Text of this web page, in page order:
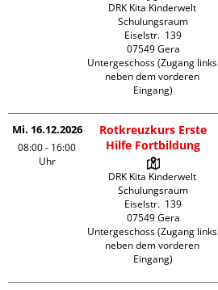
DRK Kita Kinderwelt
Schulungsraum
Eiselstr.  139
07549 Gera
Untergeschoss (Zugang links
neben dem vorderen
Eingang)
Mi. 16.12.2026
08:00 - 16:00
Uhr
Rotkreuzkurs Erste
Hilfe Fortbildung
DRK Kita Kinderwelt
Schulungsraum
Eiselstr.  139
07549 Gera
Untergeschoss (Zugang links
neben dem vorderen
Eingang)